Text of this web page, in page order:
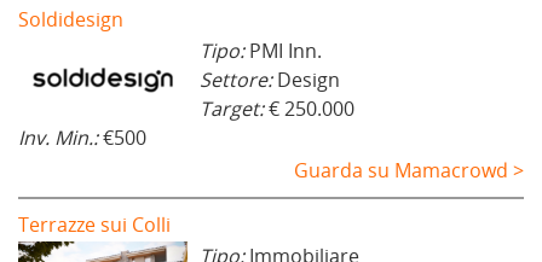
Soldidesign
Tipo:PMI Inn.
Settore:Design
Target:€ 250.000
Inv. Min.:€500
Guarda su Mamacrowd >
Terrazze sui Colli
Tipo:Immobiliare